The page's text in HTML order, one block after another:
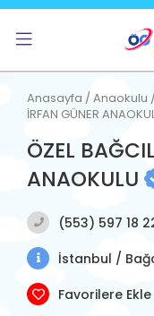
Anasayfa / Anaokulu /
İRFAN GÜNER
ÖZEL
ANAOKULU
(553) 597 18
İstanbul /
Favorilere Ekle